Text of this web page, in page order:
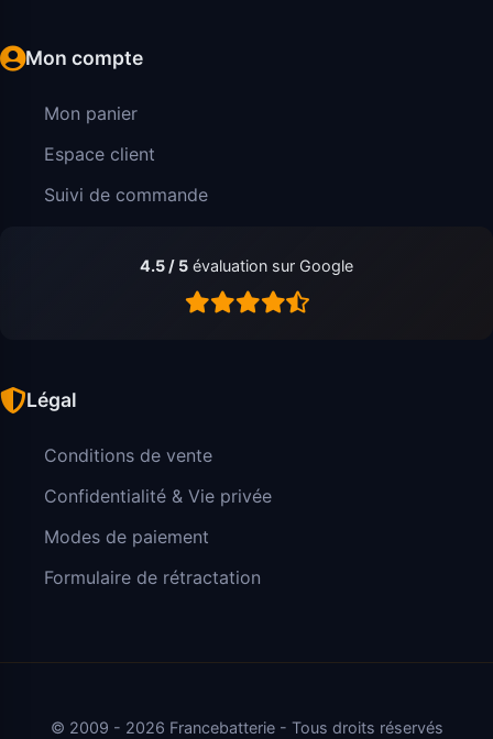
Mon compte
Mon panier
Espace client
Suivi de commande
4.5 / 5 évaluation sur Google
Légal
Conditions de vente
Confidentialité & Vie privée
Modes de paiement
Formulaire de rétractation
© 2009 - 2026 Francebatterie - Tous droits réservés